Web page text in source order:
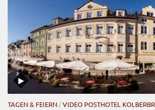
TAGEN & FEIERN /VIDEO POSTHOTEL